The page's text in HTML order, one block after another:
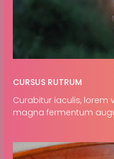
CURSUS RUTRUM
Curabitur iaculis, lorem
magna fermentum